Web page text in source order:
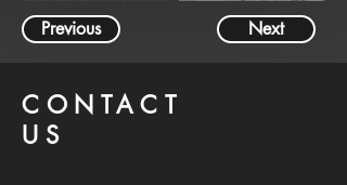
Previous Next
CONTACT
US